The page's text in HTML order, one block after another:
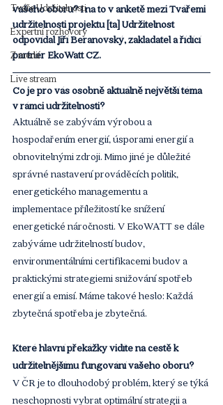
Tváře Udržitelnosti
Expertní rozhovory
Z médií
Live stream
vašeho oboru? I na to v anketě mezi Tvářemi
udržitelnosti projektu [ta] Udržitelnost
odpovídal Jiří Beranovský, zakladatel a řídící
partner EkoWatt CZ.
Co je pro vás osobně aktuálně největší téma
v rámci udržitelnosti?
Aktuálně se zabývám výrobou a
hospodařením energií, úsporami energií a
obnovitelnými zdroji. Mimo jiné je důležité
správné nastavení prováděcích politik,
energetického managementu a
implementace příležitostí ke snížení
energetické náročnosti. V EkoWATT se dále
zabýváme udržitelností budov,
environmentálními certifikacemi budov a
praktickými strategiemi snižování spotřeb
energií a emisí. Máme takové heslo: Každá
zbytečná spotřeba je zbytečná.
Které hlavní překážky vidíte na cestě k
udržitelnějšímu fungování vašeho oboru?
V ČR je to dlouhodobý problém, který se týká
neschopnosti vybrat optimální strategii a